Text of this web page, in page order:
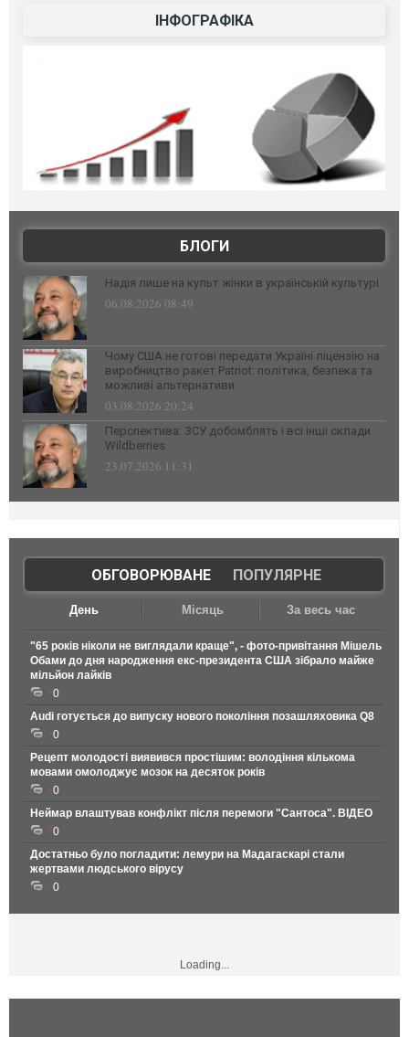
ІНФОГРАФІКА
БЛОГИ
Надія лише на культ жінки в українській культурі
06.08.2026 08:49
Чому США не готові передати Україні ліцензію на
виробництво ракет Patriot: політика, безпека та
можливі альтернативи
03.08.2026 20:24
Перспектива: ЗСУ добомблять і всі інші склади
Wildberries
23.07.2026 11:31
ОБГОВОРЮВАНЕ| ПОПУЛЯРНЕ
День Місяць За весь час
"65 років ніколи не виглядали краще", - фото-привітання Мішель
Обами до дня народження екс-президента США зібрало майже
мільйон лайків
0
Audi готується до випуску нового покоління позашляховика Q8
0
Рецепт молодості виявився простішим: володіння кількома
мовами омолоджує мозок на десяток років
0
Неймар влаштував конфлікт після перемоги "Сантоса". ВІДЕО
0
Достатньо було погладити: лемури на Мадагаскарі стали
жертвами людського вірусу
0
Loading...